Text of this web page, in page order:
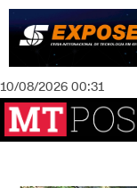
10/08/2026 00:31